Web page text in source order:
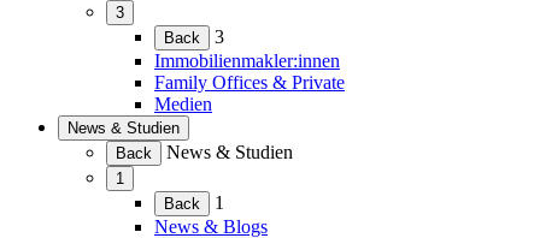
3
(Menü
erweitern)
Back
3
Immobilienmakler:innen
Family Offices & Private
Medien
News & Studien
(Menü
erweitern)
Back News & Studien
1
(Menü
erweitern)
Back
1
News & Blogs